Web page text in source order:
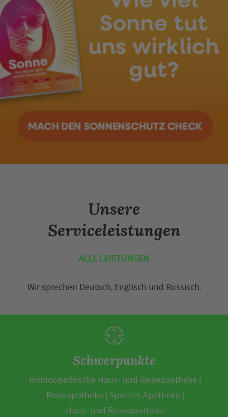
Unsere
Serviceleistungen
ALLE LEISTUNGEN
Wir sprechen Deutsch, Englisch und Russisch.
Schwerpunkte
Homöopathische Haus- und Reiseapotheke
Reiseapotheke
Sportler Apotheke
Haus- und Reiseapotheke